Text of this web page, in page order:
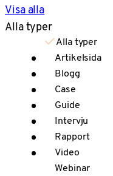
Visa alla
Alla typer
Alla typer
Artikelsida
Blogg
Case
Guide
Intervju
Rapport
Video
Webinar